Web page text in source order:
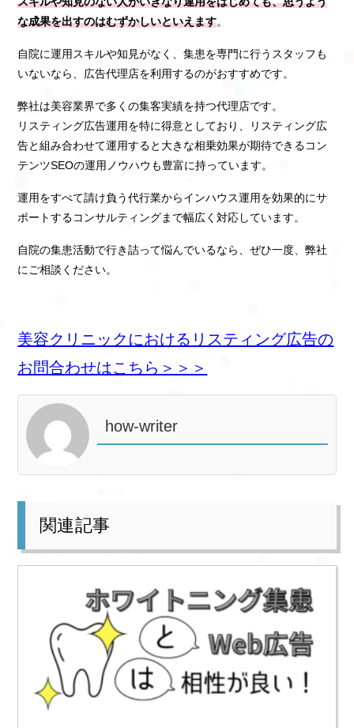
な成果を出すのはむずかしいといえます。
自院に運用スキルや知見がなく、集患を専門に行うスタッフも
いないなら、広告代理店を利用するのがおすすめです。
弊社は美容業界で多くの集客実績を持つ代理店です。
リスティング広告運用を特に得意としており、リスティング広
告と組み合わせて運用すると大きな相乗効果が期待できるコン
テンツSEOの運用ノウハウも豊富に持っています。
運用をすべて請け負う代行業からインハウス運用を効果的にサ
ポートするコンサルティングまで幅広く対応しています。
自院の集患活動で行き詰って悩んでいるなら、ぜひ一度、弊社
にご相談ください。
美容クリニックにおけるリスティング広告の
お問合わせはこちら＞＞＞
how-writer
関連記事